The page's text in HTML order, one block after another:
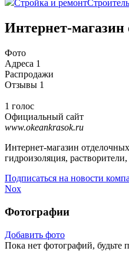
Стройка и ремонт
Интернет-магазин
Фото
Адреса 1
Распродажи
Отзывы 1
1 голос
Официальный сайт
www.okeankrasok.ru
Интернет-магазин
гидроизоляция,
Подписаться на новости
Nox
Фотографии
Добавить фото
Пока нет фотографий, будьте